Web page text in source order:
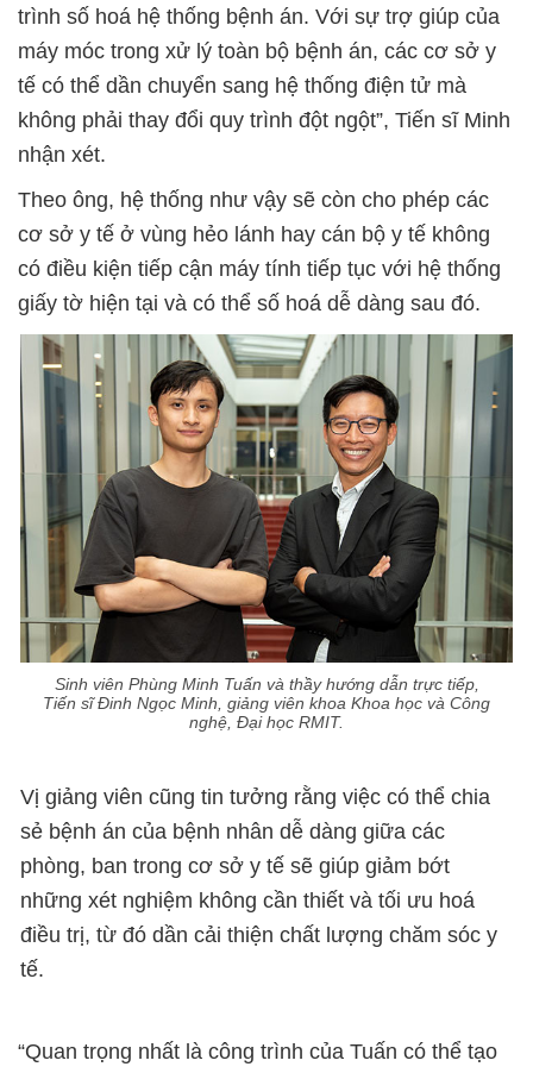
trình số hoá hệ thống bệnh án. Với sự trợ giúp của
máy móc trong xử lý toàn bộ bệnh án, các cơ sở y
tế có thể dần chuyển sang hệ thống điện tử mà
không phải thay đổi quy trình đột ngột”, Tiến sĩ Minh
nhận xét.
Theo ông, hệ thống như vậy sẽ còn cho phép các
cơ sở y tế ở vùng hẻo lánh hay cán bộ y tế không
có điều kiện tiếp cận máy tính tiếp tục với hệ thống
giấy tờ hiện tại và có thể số hoá dễ dàng sau đó.
Sinh viên Phùng Minh Tuấn và thầy hướng dẫn trực tiếp,
Tiến sĩ Đinh Ngọc Minh, giảng viên khoa Khoa học và Công
nghệ, Đại học RMIT.
Vị giảng viên cũng tin tưởng rằng việc có thể chia
sẻ bệnh án của bệnh nhân dễ dàng giữa các
phòng, ban trong cơ sở y tế sẽ giúp giảm bớt
những xét nghiệm không cần thiết và tối ưu hoá
điều trị, từ đó dần cải thiện chất lượng chăm sóc y
tế.
“Quan trọng nhất là công trình của Tuấn có thể tạo